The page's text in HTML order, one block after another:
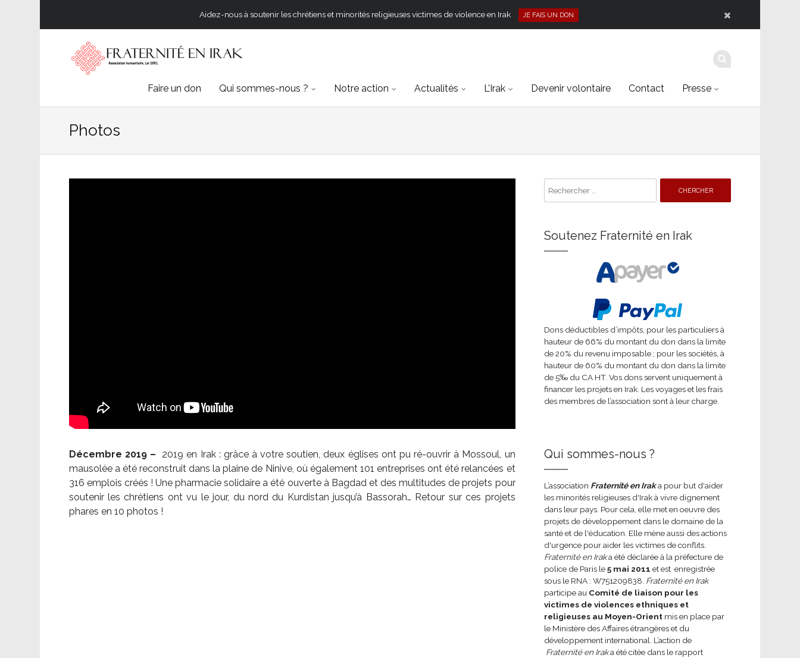
Aidez-nous à soutenir les chrétiens et minorités religieuses victimes de violence en Irak JE FAIS UN DON
Faire un don Qui sommes-nous ? Notre action Actualités L’Irak Devenir volontaire Contact Presse
Photos
Décembre 2019 – 2019 en Irak : grâce à votre soutien, deux églises ont pu ré-ouvrir à Mossoul, un
mausolée a été reconstruit dans la plaine de Ninive, où également 101 entreprises ont été relancées et
316 emplois créés ! Une pharmacie solidaire a été ouverte à Bagdad et des multitudes de projets pour
soutenir les chrétiens ont vu le jour, du nord du Kurdistan jusqu’à Bassorah… Retour sur ces projets
phares en 10 photos !
Soutenez Fraternité en Irak
Dons déductibles d’impôts, pour les particuliers à
hauteur de 66% du montant du don dans la limite
de 20% du revenu imposable ; pour les sociétés, à
hauteur de 60% du montant du don dans la limite
de 5‰ du CA HT. Vos dons servent uniquement à
financer les projets en Irak. Les voyages et les frais
des membres de l’association sont à leur charge.
Qui sommes-nous ?
L’association Fraternité en Iraka pour but d'aider
les minorités religieuses d'Irak à vivre dignement
dans leur pays. Pour cela, elle met en oeuvre des
projets de développement dans le domaine de la
santé et de l'éducation. Elle mène aussi des actions
d'urgence pour aider les victimes de conflits.
Fraternité en Iraka été déclarée à la préfecture de
police de Paris le5 mai 2011 et est enregistrée
sous le RNA : W751209838. Fraternité en Irak
participe au Comité de liaison pour les
victimes de violences ethniques et
religieuses au Moyen-Orientmis en place par
le Ministère des Affaires étrangères et du
développement international. L’action de
Fraternité en Iraka été citée dans le rapport